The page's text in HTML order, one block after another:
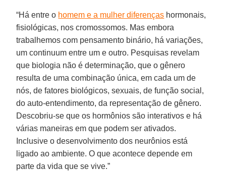
“Há entre o homem e a mulher diferenças hormonais,
fisiológicas, nos cromossomos. Mas embora
trabalhemos com pensamento binário, há variações,
um continuum entre um e outro. Pesquisas revelam
que biologia não é determinação, que o gênero
resulta de uma combinação única, em cada um de
nós, de fatores biológicos, sexuais, de função social,
do auto-entendimento, da representação de gênero.
Descobriu-se que os hormônios são interativos e há
várias maneiras em que podem ser ativados.
Inclusive o desenvolvimento dos neurônios está
ligado ao ambiente. O que acontece depende em
parte da vida que se vive.”